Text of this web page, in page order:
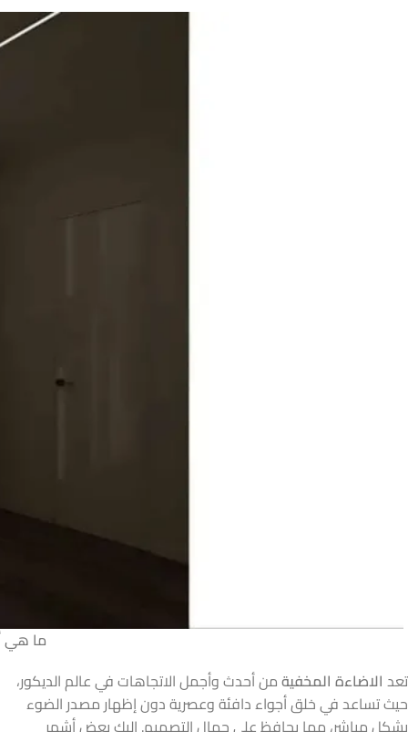
ما هي
تعد الاضاءة المخفيةمن أحدث وأجمل الاتجاهات في عالم الديكور،
حيث تساعد في خلق أجواء دافئة وعصرية دون إظهار مصدر الضوء
بشكل مباشر، مما يحافظ على جمال التصميم. إليك بعض أشهر